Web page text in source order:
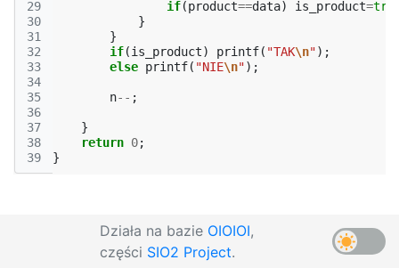
29
30
31
32
33
34
35
36
37
38
39
if(product==data) is_product=
}
}
if(is_product) printf( "TAK\n");
else printf( "NIE\n");
n-- ;
}
return 0;
}
Działa na bazie OIOIOI,
części SIO2 Project.